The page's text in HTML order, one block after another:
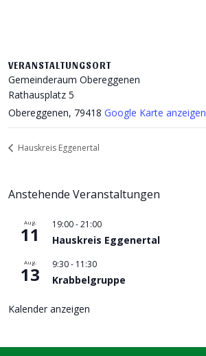
VERANSTALTUNGSORT
Gemeinderaum Obereggenen
Rathausplatz 5
Obereggenen, 79418 Google Karte anzeigen
Hauskreis Eggenertal
Anstehende Veranstaltungen
Aug.
11 19:00-21:00
Hauskreis Eggenertal
Aug.
13 9:30- 11:30
Krabbelgruppe
Kalender anzeigen